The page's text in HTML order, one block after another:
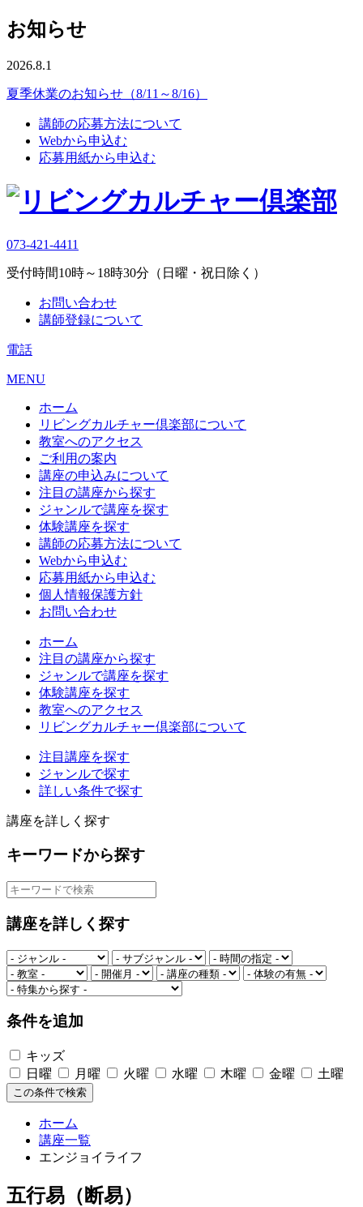
お知らせ
2026.8.1
夏季休業のお知らせ（8/11～8/16）
講師の応募方法について
Webから申込む
応募用紙から申込む
073-421-4411
受付時間10時～18時30分（日曜・祝日除く）
お問い合わせ
講師登録について
電話
MENU
ホーム
リビングカルチャー倶楽部について
教室へのアクセス
ご利用の案内
講座の申込みについて
注目の講座から探す
ジャンルで講座を探す
体験講座を探す
講師の応募方法について
Webから申込む
応募用紙から申込む
個人情報保護方針
お問い合わせ
ホーム
注目の講座から探す
ジャンルで講座を探す
体験講座を探す
教室へのアクセス
リビングカルチャー倶楽部について
注目講座を探す
ジャンルで探す
詳しい条件で探す
講座を詳しく探す
キーワードから探す
講座を詳しく探す
条件を追加
キッズ
日曜
月曜 火曜 水曜 木曜 金曜 土曜
この条件で検索
ホーム
講座一覧
エンジョイライフ
五行易（断易）